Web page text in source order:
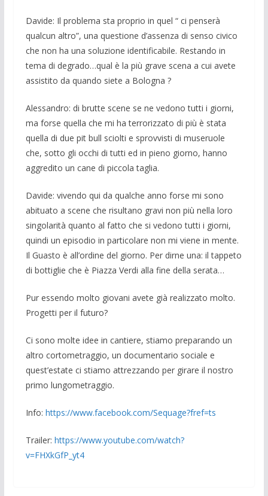
Davide: Il problema sta proprio in quel “ ci penserà
qualcun altro”, una que­stione d’assenza di senso civico
che non ha una soluzione identificabile. Restando in
tema di degrado…qual è la più grave scena a cui avete
assistito da quando siete a Bolo­gna ?
Alessandro: di brutte scene se ne vedono tutti i giorni,
ma forse quella che mi ha terrorizzato di più è stata
quella di due pit bull sciolti e sprovvisti di museruol­e
che, sotto gli occhi di tutti ed in pie­no giorno, hanno
aggredito un cane di pic­cola taglia.
Davide: vivendo qui da qualche anno forse mi sono
abituato a scene che risulta­no gra­vi non più nella loro
singolarità quanto al fatto che si vedono tutti i giorni,
quindi un episodio in particolare non mi viene in mente.
Il Guasto è all’ordine del giorno. Per dirne una: il tappeto
di botti­glie che è Piazza Verdi alla fine della sera­ta…
Pur essendo molto giovani avete già rea­lizzato molto.
Progetti per il futuro?
Ci sono molte idee in cantiere, stiamo pre­parando un
altro cortometraggio, un docu­mentario sociale e
quest’estate ci stia­mo attrezzando per girare il nostro
pri­mo lun­gometraggio.
Info: https://www.facebook.com/Sequage?fref=ts
Trailer: https://www.youtube.com/wat­ch?
v=FHXkGfP_yt4